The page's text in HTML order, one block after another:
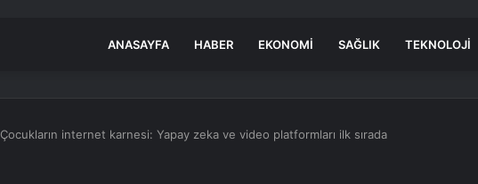
ANASAYFA HABER EKONOMI SAĞLIK TEKNOLOJI
Çocukların internet karnesi: Yapay zeka ve video platformları ilk sırada